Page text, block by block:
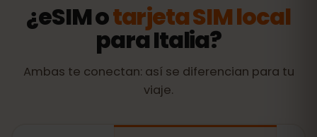
¿eSIM otarjeta SIM local
para Italia?
Ambas te conectan: así se diferencian para tu
viaje.